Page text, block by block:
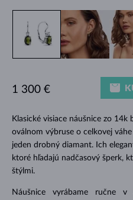
Klasické visiace náušnice zo
oválnom výbruse o celkovej
jeden drobný diamant. Ich
ktoré hľadajú nadčasový šperk,
štýlmi.
Náušnice vyrábame ručne v
1 300 €